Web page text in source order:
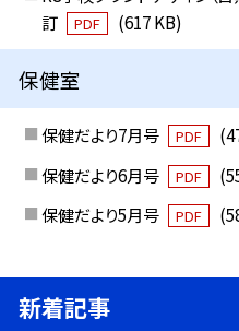
訂
PDF (617 KB)
保健室
保健だより7月号 PDF
保健だより6月号
PDF
保健だより5月号
PDF
新着記事